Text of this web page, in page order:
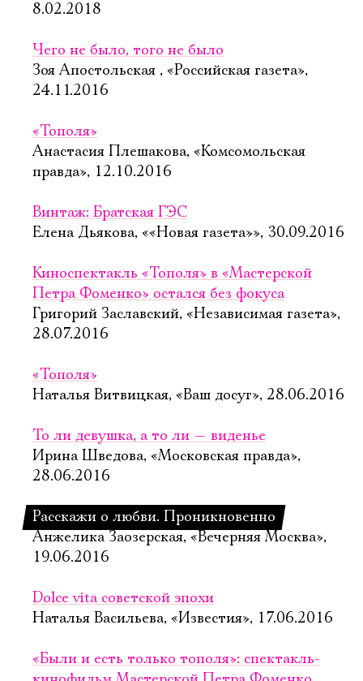
8.02.2018
Чего не было, того не было
Зоя Апостольская , «Российская газета»,
24.11.2016
«Тополя»
Анастасия Плешакова, «Комсомольская
правда», 12.10.2016
Винтаж: Братская ГЭС
Елена Дьякова, ««Новая газета»», 30.09.2016
Киноспектакль «Тополя» в «Мастерской
Петра Фоменко» остался без фокуса
Григорий Заславский, «Независимая газета»,
28.07.2016
«Тополя»
Наталья Витвицкая, «Ваш досуг», 28.06.2016
То ли девушка, а то ли — виденье
Ирина Шведова, «Московская правда»,
28.06.2016
Расскажи о любви. Проникновенно
Анжелика Заозерская, «Вечерняя Москва»,
19.06.2016
Dolce vita советской эпохи
Наталья Васильева, «Известия», 17.06.2016
«Были и есть только тополя»: спектакль-